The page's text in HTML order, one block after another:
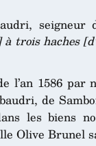
seigneur
à trois haches
l’an 1586 par
de
les biens
Olive Brunel